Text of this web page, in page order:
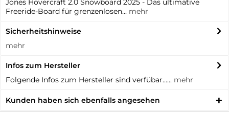
Jones Hovercraft 2.0 Snowboard 2025 - Das ultimative
Freeride-Board für grenzenlosen... mehr
Sicherheitshinweise
mehr
Infos zum Hersteller
Folgende Infos zum Hersteller sind verfübar...... mehr
Kunden haben sich ebenfalls angesehen